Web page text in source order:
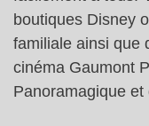
boutiques Disney
familiale ainsi que
cinéma Gaumont
Panoramagique